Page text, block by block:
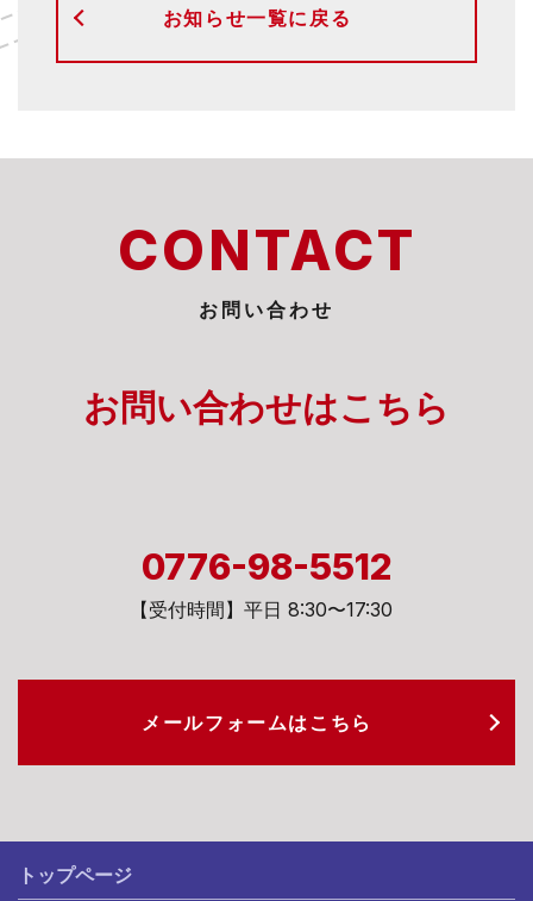
お知らせ一覧に戻る
CONTACT
お問い合わせ
お問い合わせはこちら
0776-98-5512
【受付時間】平日 8:30〜17:30
メールフォームは こちら
トップページ